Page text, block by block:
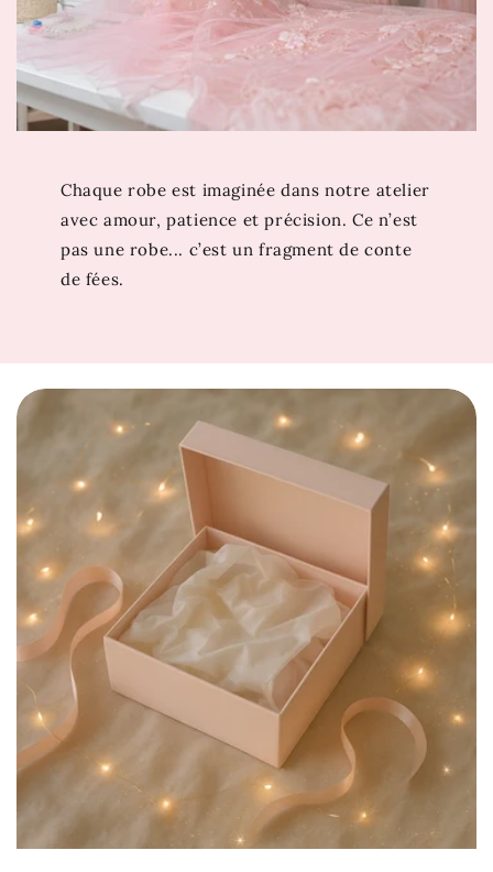
naturelle de votre enfant. Cetterobe princesse
aux lignes épurées et au jupon long saura
ajouter une touche de sophistication à chaque
mouvement.
? Découvrez aussi
Robe de Princesse Rose Pale. Si
cette robe vous émerveille, attendez de voir les
trésors de notre collection
Robe Princesse Fille
Cérémonie
Chaque robe est imaginée dans notre atelier
avec amour, patience et précision. Ce n’est
pas une robe... c’est un fragment de conte
de fées.